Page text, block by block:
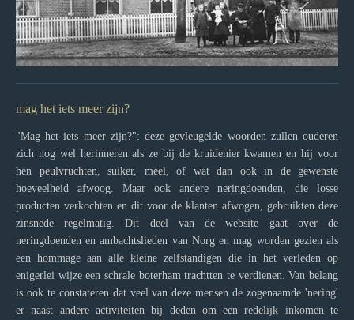
mag het iets meer zijn?
"Mag het iets meer zijn?": deze gevleugelde woorden zullen ouderen
zich nog wel herinneren als ze bij de kruidenier kwamen en hij voor
hen peulvruchten, suiker, meel, of wat dan ook in de gewenste
hoeveelheid afwoog. Maar ook andere neringdoenden, die losse
producten verkochten en dit voor de klanten afwogen, gebruikten deze
zinsnede regelmatig. Dit deel van de website gaat over de
neringdoenden en ambachtslieden van Norg en mag worden gezien als
een hommage aan alle kleine zelfstandigen die in het verleden op
enigerlei wijze een schrale boterham trachtten te verdienen. Van belang
is ook te constateren dat veel van deze mensen de zogenaamde 'nering'
er naast andere activiteiten bij deden om een redelijk inkomen te